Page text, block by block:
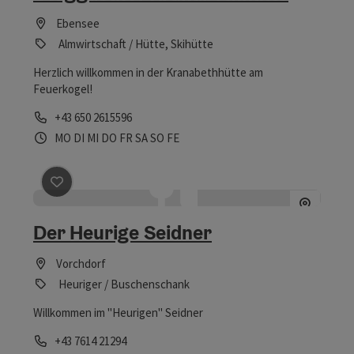
Ebensee
Almwirtschaft / Hütte, Skihütte
Herzlich willkommen in der Kranabethhütte am
Feuerkogel!
Telefon
+43 650 2615596
Öffnungszeiten
MO Montag geöffnet
DI Dienstag geöffnet
MI Mittwoch geöffnet
DO Donnerstag geöffnet
FR Freitag geöffnet
SASamstag geöffnet
SO Sonntag geöffnet
FEFeiertag geöffnet
Beitrag merken
Der Heurige Seidner
Vorchdorf
Heuriger / Buschenschank
Willkommen im "Heurigen" Seidner
Telefon
+43 7614 21294